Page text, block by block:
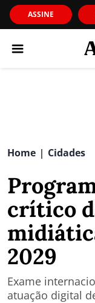
ASSINE
Home | Cidades
crítico
2029
Exame
atuação digital